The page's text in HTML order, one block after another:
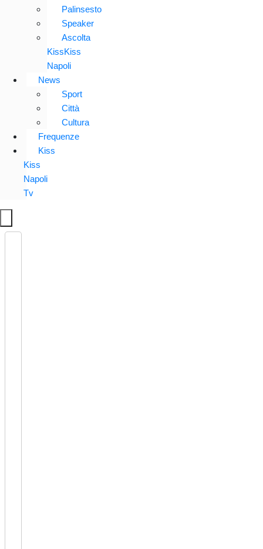
Palinsesto
Speaker
Ascolta
KissKiss
Napoli
News
Sport
Città
Cultura
Frequenze
Kiss
Kiss
Napoli
Tv